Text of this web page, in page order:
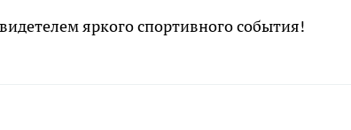
яркого спортивного события!